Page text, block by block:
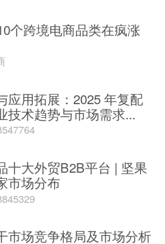
个跨境电商品类在疯涨
应用拓展：2025 年复配
技术趋势与市场需求...
十大外贸B2B平台 | 坚果
市场分布
市场竞争格局及市场分析